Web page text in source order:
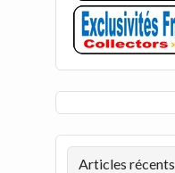
Articles récents